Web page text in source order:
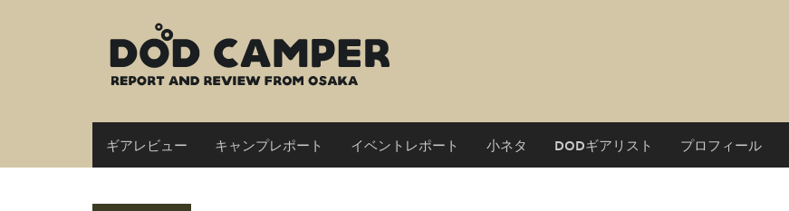
ギアレビュー キャンプレポート イベントレポート 小ネタ DODギアリスト プロフィール